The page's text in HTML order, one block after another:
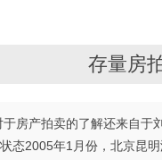
存量房
于房产拍卖的了解还来自于
态2005年1月份，北京昆